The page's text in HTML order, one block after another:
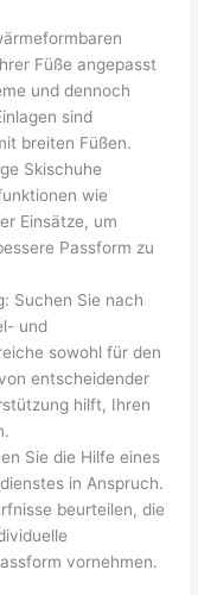
Füße angepasst
und dennoch
sind
breiten Füßen.
Skischuhe
wie
Einsätze, um
Passform zu
Suchen Sie nach
und
sowohl für den
entscheidender
hilft, Ihren
Sie die Hilfe eines
in Anspruch.
beurteilen, die
vornehmen.